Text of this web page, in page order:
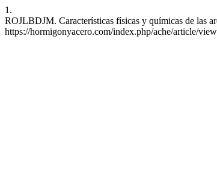
1.
ROJLBDJM. Características físicas y químicas de las
https://hormigonyacero.com/index.php/ache/article/